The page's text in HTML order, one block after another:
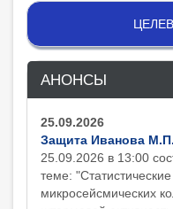
АНОНСЫ
25.09.2026
Защита Иванова М.П.
25.09.2026 в 13:00
теме:
микросейсмических